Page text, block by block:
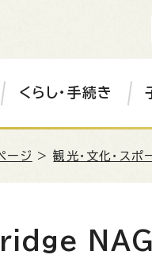
くらし・手続き
ージ >観光・文化・スポ